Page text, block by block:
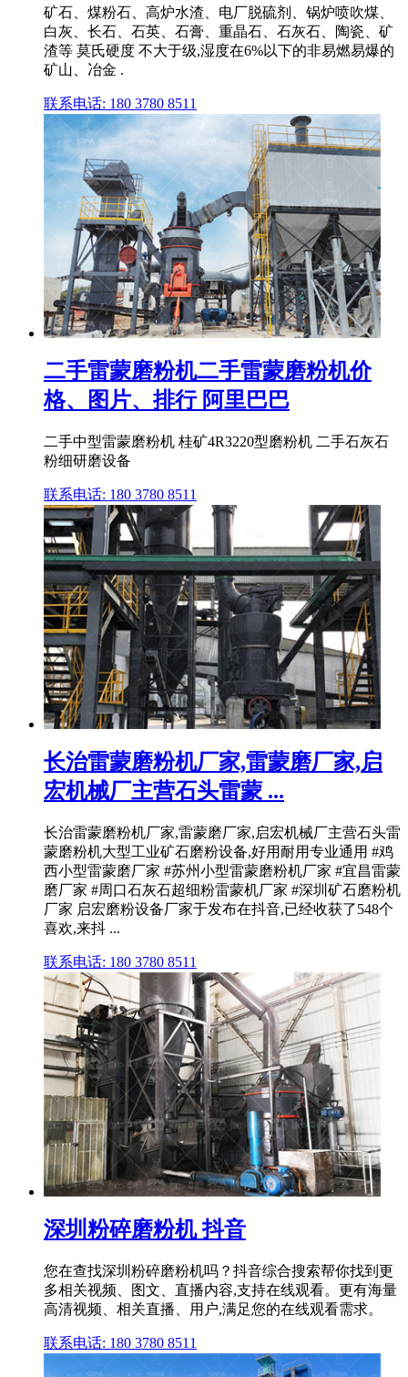
矿石、煤粉石、高炉水渣、电厂脱硫剂、锅炉喷吹煤、
白灰、长石、石英、石膏、重晶石、石灰石、陶瓷、矿
渣等 莫氏硬度 不大于级,湿度在6%以下的非易燃易爆的
矿山、冶金 .
联系电话: 180 3780 8511
二手雷蒙磨粉机二手雷蒙磨粉机价
格、图片、排行 阿里巴巴
二手中型雷蒙磨粉机 桂矿4R3220型磨粉机 二手石灰石
粉细研磨设备
联系电话: 180 3780 8511
长治雷蒙磨粉机厂家,雷蒙磨厂家,启
宏机械厂主营石头雷蒙 ...
长治雷蒙磨粉机厂家,雷蒙磨厂家,启宏机械厂主营石头雷
蒙磨粉机大型工业矿石磨粉设备,好用耐用专业通用 #鸡
西小型雷蒙磨厂家 #苏州小型雷蒙磨粉机厂家 #宜昌雷蒙
磨厂家 #周口石灰石超细粉雷蒙机厂家 #深圳矿石磨粉机
厂家 启宏磨粉设备厂家于发布在抖音,已经收获了548个
喜欢,来抖 ...
联系电话: 180 3780 8511
深圳粉碎磨粉机 抖音
您在查找深圳粉碎磨粉机吗？抖音综合搜索帮你找到更
多相关视频、图文、直播内容,支持在线观看。更有海量
高清视频、相关直播、用户,满足您的在线观看需求。
联系电话: 180 3780 8511